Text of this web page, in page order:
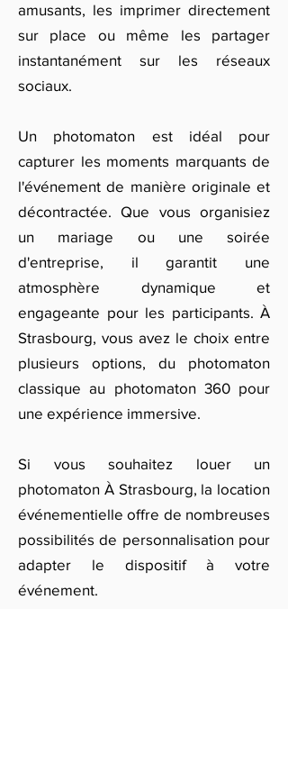
amusants, les imprimer directement
sur place ou même les partager
instantanément sur les réseaux
sociaux.
Un photomaton est idéal pour
capturer les moments marquants de
l'événement de manière originale et
décontractée. Que vous organisiez
un mariage ou une soirée
d'entreprise, il garantit une
atmosphère dynamique et
engageante pour les participants. À
Strasbourg, vous avez le choix entre
plusieurs options, du photomaton
classique au photomaton 360 pour
une expérience immersive.
Si vous souhaitez louer un
photomaton À Strasbourg, la location
événementielle offre de nombreuses
possibilités de personnalisation pour
adapter le dispositif à votre
événement.